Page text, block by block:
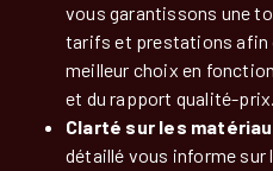
vous garantissons une
tarifs et prestations afin
meilleur choix en
et du rapport qualité-prix.
Clarté sur les
détaillé vous informe